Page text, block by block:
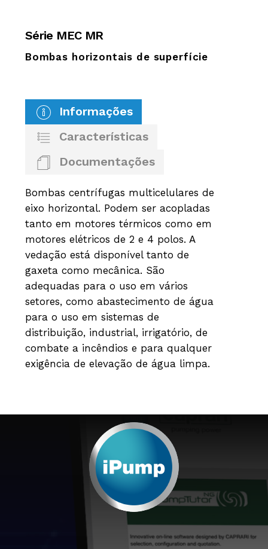
Série MEC MR
Bombas horizontais de superfície
Informações
Características
Documentações
Bombas centrífugas multicelulares de
eixo horizontal. Podem ser acopladas
tanto em motores térmicos como em
motores elétricos de 2 e 4 polos. A
vedação está disponível tanto de
gaxeta como mecânica. São
adequadas para o uso em vários
setores, como abastecimento de água
para o uso em sistemas de
distribuição, industrial, irrigatório, de
combate a incêndios e para qualquer
exigência de elevação de água limpa.